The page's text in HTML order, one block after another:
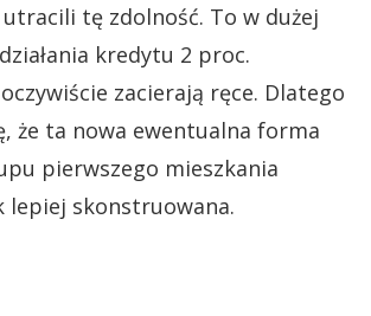
tę zdolność. To w dużej
kredytu 2 proc.
zacierają ręce. Dlatego
że ta nowa ewentualna forma
pierwszego mieszkania
lepiej skonstruowana.